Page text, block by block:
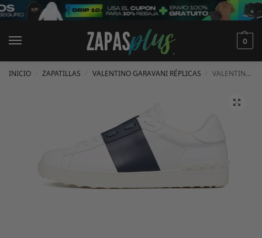
0
INICIO ZAPATILLAS VALENTINO GARAVANI RÉPLICAS VALENTINO GARAVANI SNEAKER OPEN VLTN BANDA AZUL